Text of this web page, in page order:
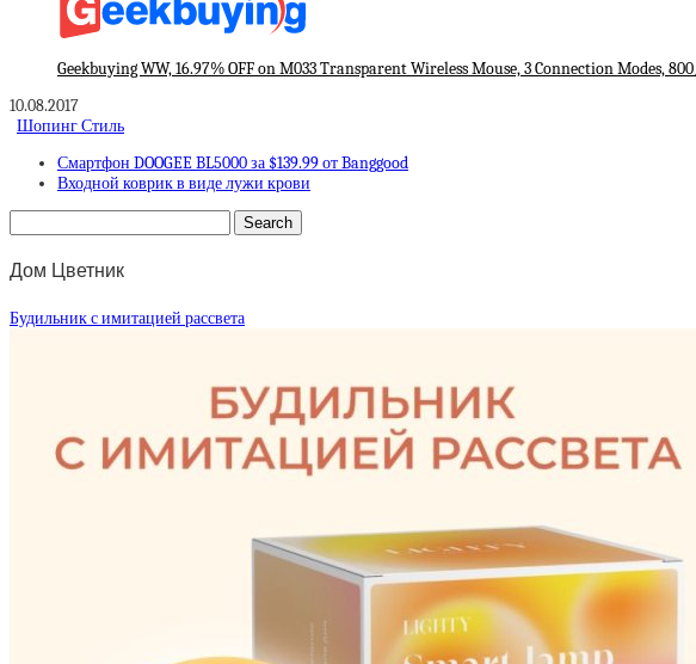
Geekbuying WW, 16.97% OFF on M033 Transparent Wireless Mouse, 3 Connection Modes,
10.08.2017
Шопинг Стиль
Смартфон DOOGEE BL5000 за $139.99 от Banggood
Входной коврик в виде лужи крови
Дом Цветник
Будильник с имитацией рассвета